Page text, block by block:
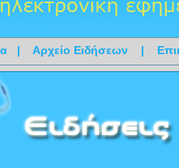
| Αρχείο Ειδήσεων |